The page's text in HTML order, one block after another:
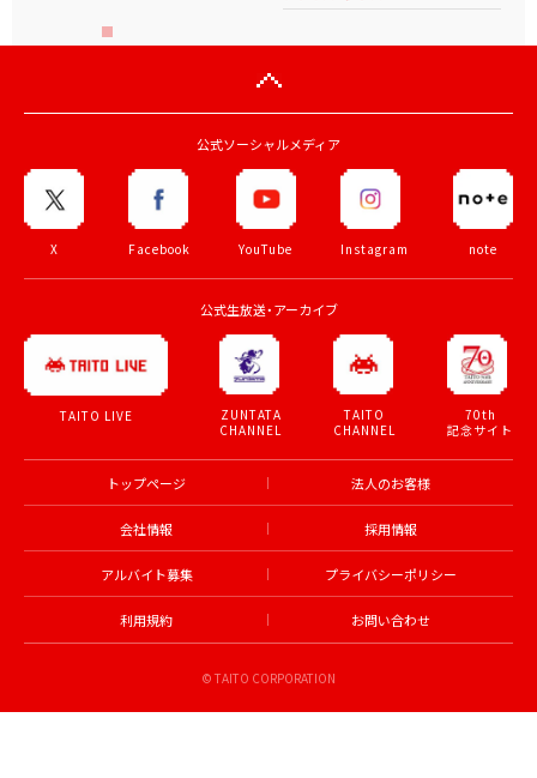
公式ソーシャルメディア
X Facebook YouTube Instagram note
公式生放送・アーカイブ
TAITO LIVE
ZUNTATA
CHANNEL
TAITO
CHANNEL
70th
記念サイト
トップページ 法人のお客様
会社情報 採用情報
アルバイト募集 プライバシーポリシー
利用規約 お問い合わせ
© TAITO CORPORATION